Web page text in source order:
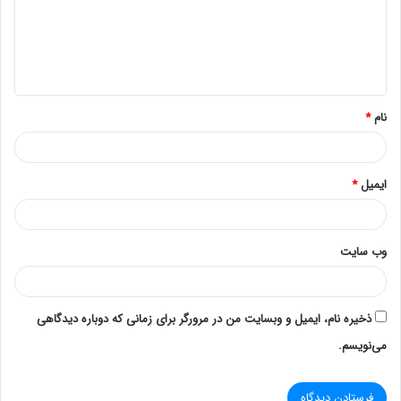
قابلیت اطمینان
: DL380 G9 به‌خاطر قابلیت اطمینان بالا و
گارانتی معتبری ارائه می‌دهد. این امر می‌تواند در کاهش
۶. قیمت
وضعیت (نو یا دست‌دوم) متغیر است. مقایسه قیمت‌ها در
نام*
ایمیل*
وب‌ سایت
ذخیره نام، ایمیل و وبسایت من در مرورگر برای زمانی که دوباره دیدگاهی
می‌نویسم.